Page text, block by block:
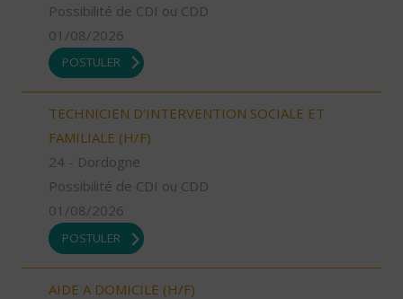
Possibilité de CDI ou CDD
01/08/2026
POSTULER
TECHNICIEN D’INTERVENTION SOCIALE ET
FAMILIALE (H/F)
24 - Dordogne
Possibilité de CDI ou CDD
01/08/2026
POSTULER
AIDE A DOMICILE (H/F)